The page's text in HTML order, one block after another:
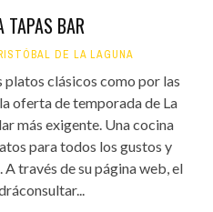
TAPAS BAR
DE LA LAGUNA
platos clásicos como por las
oferta de temporada de La
más exigente. Una cocina
para todos los gustos y
través de su página web, el